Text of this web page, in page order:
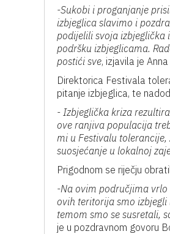
-Sukobi i proganjanje
izbjeglica slavimo i
podijelili svoja izbjeglička
podršku izbjeglicama.
postići sve, izjavila je
Direktorica Festivala
pitanje izbjeglica, te
- Izbjeglička kriza
ove ranjiva populacija
mi u Festivalu
suosjećanje u lokalnoj
Prigodnom se riječju
-Na ovim područjima vrlo
ovih teritorija smo
temom smo se susretali,
je u pozdravnom govoru